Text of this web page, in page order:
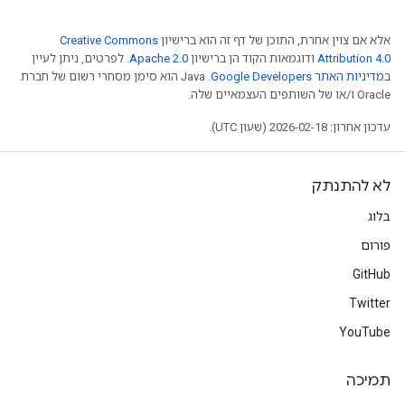
אלא אם צוין אחרת, התוכן של דף זה הוא ברישיון Creative Commons
Attribution 4.0 ודוגמאות הקוד הן ברישיון Apache 2.0. לפרטים, ניתן לעיין
במדיניות האתר Google Developers‏
.‏ Java הוא סימן מסחרי רשום של חברת
Oracle ו/או של השותפים העצמאיים שלה.
עדכון אחרון: 2026-02-18 (שעון UTC).
לא להתנתק
בלוג
פורום
GitHub
Twitter
YouTube
תמיכה